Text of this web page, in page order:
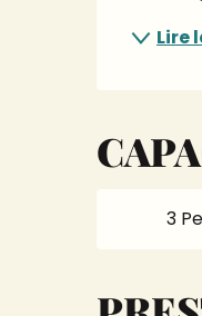
Lire
3